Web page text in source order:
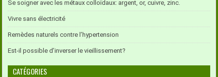
Se soigner avec les métaux colloïdaux: argent, or, cuivre, zinc.
Vivre sans électricité
Remèdes naturels contre l’hypertension
Est-il possible d’inverser le vieillissement?
CATÉGORIES